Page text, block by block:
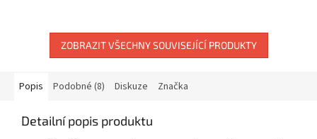
ZOBRAZIT VŠECHNY SOUVISEJÍCÍ PRODUKTY
Popis Podobné (8) Diskuze Značka
Detailní popis produktu